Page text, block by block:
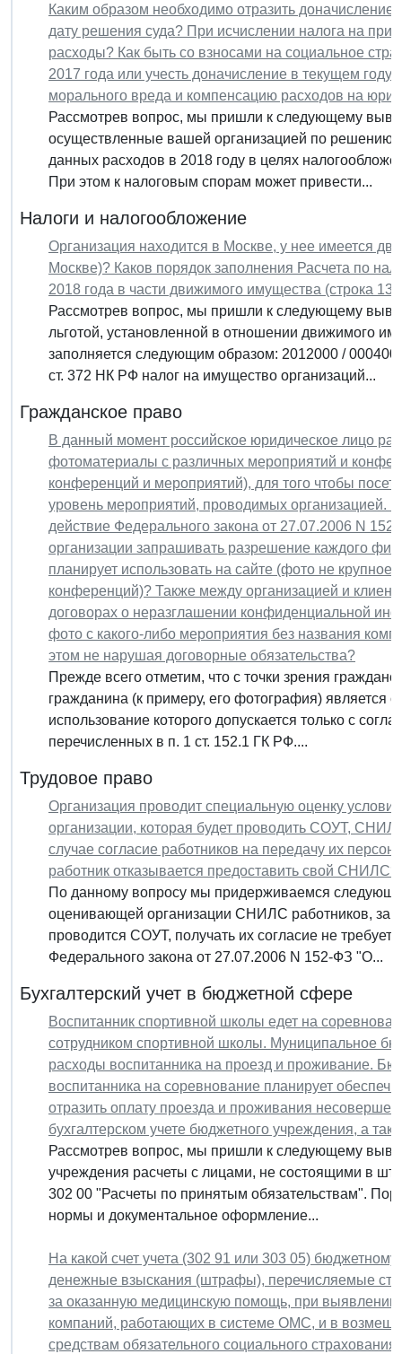
Каким образом необходимо отразить доначисление
дату решения суда? При исчислении налога на
расходы? Как быть со взносами на социальное
2017 года или учесть доначисление в текущем
морального вреда и компенсацию расходов на
Рассмотрев вопрос, мы пришли к следующему
осуществленные вашей организацией по решению
данных расходов в 2018 году в целях
При этом к налоговым спорам может привести...
Налоги и налогообложение
Организация находится в Москве, у нее имеется
Москве)? Каков порядок заполнения Расчета по
2018 года в части движимого имущества (строка
Рассмотрев вопрос, мы пришли к следующему
льготой, установленной в отношении движимого
заполняется следующим образом: 2012000 /
ст. 372 НК РФ налог на имущество организаций...
Гражданское право
В данный момент российское юридическое лицо
фотоматериалы с различных мероприятий и
конференций и мероприятий), для того чтобы
уровень мероприятий, проводимых организацией.
действие Федерального закона от 27.07.2006 N
организации запрашивать разрешение каждого
планирует использовать на сайте (фото не
конференций)? Также между организацией и
договорах о неразглашении конфиденциальной
фото с какого-либо мероприятия без названия
этом не нарушая договорные обязательства?
Прежде всего отметим, что с точки зрения
гражданина (к примеру, его фотография)
использование которого допускается только с
перечисленных в п. 1 ст. 152.1 ГК РФ....
Трудовое право
Организация проводит специальную оценку
организации, которая будет проводить СОУТ,
случае согласие работников на передачу их
работник отказывается предоставить свой СНИЛС?
По данному вопросу мы придерживаемся
оценивающей организации СНИЛС работников,
проводится СОУТ, получать их согласие не
Федерального закона от 27.07.2006 N 152-ФЗ "О...
Бухгалтерский учет в бюджетной сфере
Воспитанник спортивной школы едет на
сотрудником спортивной школы. Муниципальное
расходы воспитанника на проезд и проживание.
воспитанника на соревнование планирует
отразить оплату проезда и проживания
бухгалтерском учете бюджетного учреждения, а
Рассмотрев вопрос, мы пришли к следующему
учреждения расчеты с лицами, не состоящими в
302 00 "Расчеты по принятым обязательствам".
нормы и документальное оформление...
На какой счет учета (302 91 или 303 05)
денежные взыскания (штрафы), перечисляемые
за оказанную медицинскую помощь, при
компаний, работающих в системе ОМС, и в
средствам обязательного социального